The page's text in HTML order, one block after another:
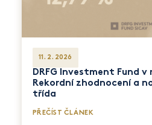
11. 2. 2026
DRFG Investment Fund v
Rekordní zhodnocení a
třída
PŘEČÍST ČLÁNEK